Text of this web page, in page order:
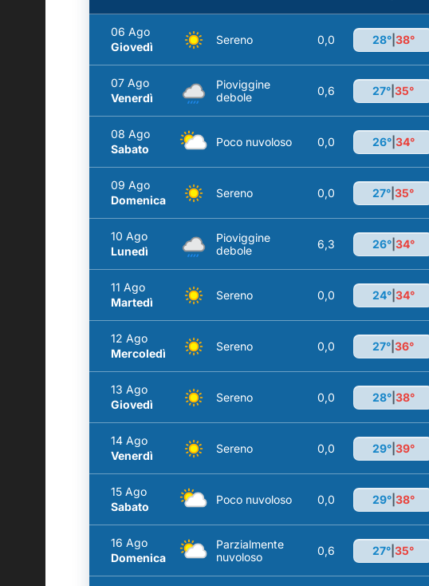
06 Ago
Giovedì
Sereno 0,0 28°| 38°
07 Ago
Venerdì
Pioviggine
debole
0,6 27° 35°
08 Ago
Sabato
Poco nuvoloso 0,0 26°| 34°
09 Ago
Domenica
Sereno 0,0 27° 35°
10 Ago
Lunedì
Pioviggine
debole
6,3 26°| 34°
11 Ago
Martedì
Sereno 0,0 24°| 34°
12 Ago
Mercoledì
Sereno 0,0 27° 36°
13 Ago
Giovedì
Sereno 0,0 28°| 38°
14 Ago
Venerdì
Sereno 0,0 29°| 39°
15 Ago
Sabato
Poco nuvoloso 0,0 29°| 38°
16 Ago
Domenica
Parzialmente
nuvoloso
0,6 27° 35°